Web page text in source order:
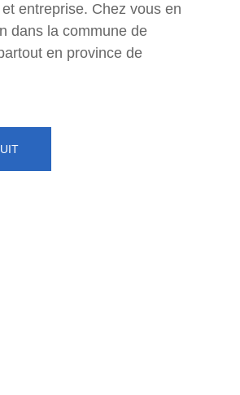
entreprise. Chez vous en
dans la commune de
en province de